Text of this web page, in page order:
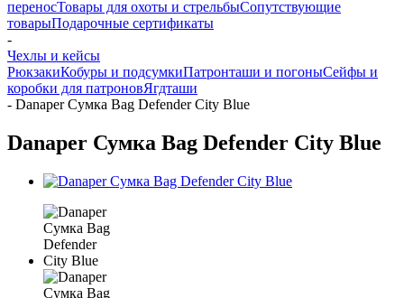
переносТовары для охоты и стрельбыСопутствующие
товарыПодарочные сертификаты
-
Чехлы и кейсы
РюкзакиКобуры и подсумкиПатронташи и погоныСейфы и
коробки для патроновЯгдташи
- Danaper Сумка Bag Defender City Blue
Danaper Сумка Bag Defender City Blue